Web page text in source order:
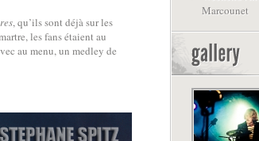
, qu’ils sont déjà sur les
les fans étaient au
au menu, un medley de
Marcounet